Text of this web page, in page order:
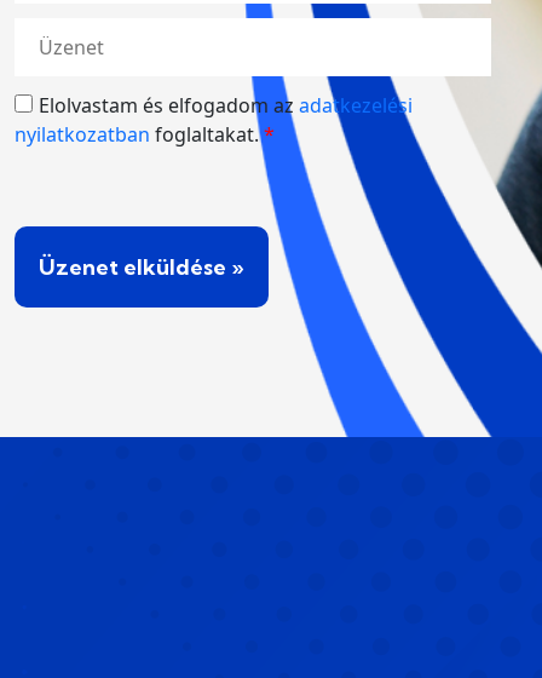
Elolvastam és elfogadom az adatkezelési
nyilatkozatban foglaltakat.*